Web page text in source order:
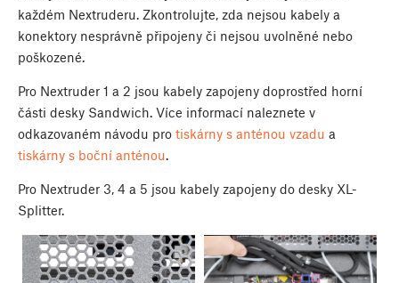
každém Nextruderu. Zkontrolujte, zda nejsou kabely a
konektory nesprávně připojeny či nejsou uvolněné nebo
poškozené.
Pro Nextruder 1 a 2 jsou kabely zapojeny doprostřed horní
části desky Sandwich. Více informací naleznete v
odkazovaném návodu pro tiskárny s anténou vzadu a
tiskárny s boční anténou.
Pro Nextruder 3, 4 a 5 jsou kabely zapojeny do desky XL-
Splitter.